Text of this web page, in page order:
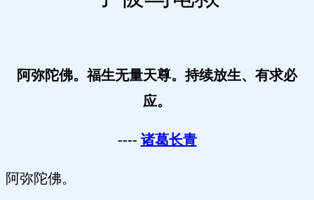
阿弥陀佛。福生无量天尊。持续放生、有求必
应。
---- 诸葛长青
阿弥陀佛。